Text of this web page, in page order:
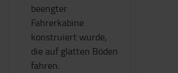
beengter
Fahrerkabine
konstruiert wurde,
die auf glatten Böden
fahren.